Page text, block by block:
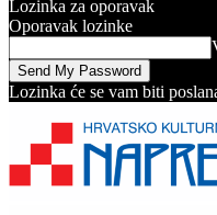
Lozinka za oporavak
Oporavak lozinke
Lozinka će se vam biti